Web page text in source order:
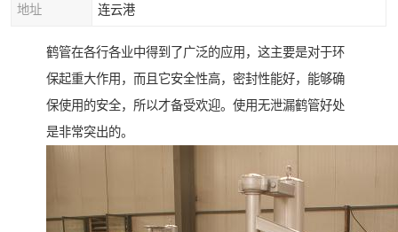
地址 连云港
鹤管在各行各业中得到了广泛的应用，这主要是对于环
保起重大作用，而且它安全性高，密封性能好，能够确
保使用的安全，所以才备受欢迎。使用无泄漏鹤管好处
是非常突出的。